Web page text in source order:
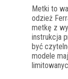
Metki to
odzież
metkę z
instrukcja
być
modele